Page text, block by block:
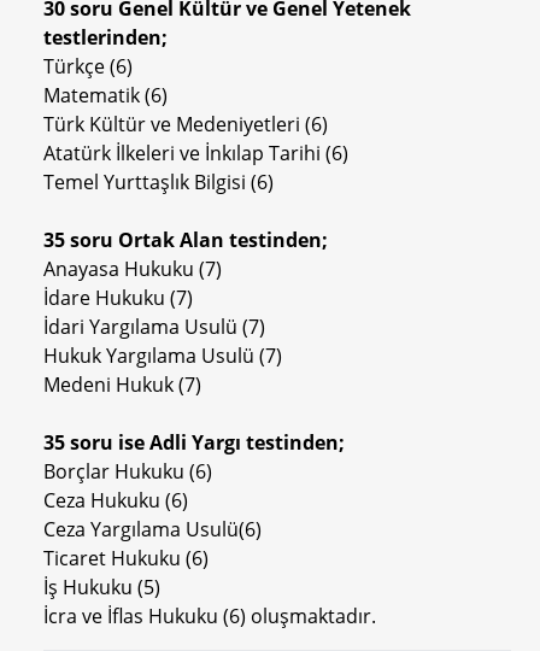
30 soru Genel Kültür ve Genel Yetenek
testlerinden;
Türkçe (6)
Matematik (6)
Türk Kültür ve Medeniyetleri (6)
Atatürk İlkeleri ve İnkılap Tarihi (6)
Temel Yurttaşlık Bilgisi (6)
35 soru Ortak Alan testinden;
Anayasa Hukuku (7)
İdare Hukuku (7)
İdari Yargılama Usulü (7)
Hukuk Yargılama Usulü (7)
Medeni Hukuk (7)
35 soru ise Adli Yargı testinden;
Borçlar Hukuku (6)
Ceza Hukuku (6)
Ceza Yargılama Usulü(6)
Ticaret Hukuku (6)
İş Hukuku (5)
İcra ve İflas Hukuku (6) oluşmaktadır.